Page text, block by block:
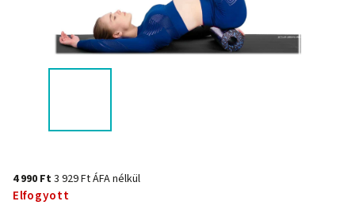
4 990 Ft3 929 Ft ÁFA nélkül
Elfogyott